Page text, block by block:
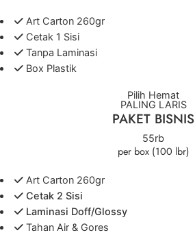
Art Carton 260gr
Cetak 1 Sisi
Tanpa Laminasi
Box Plastik
Pilih Hemat
PALING LARIS
PAKET BISNIS
55rb
per box (100 lbr)
Art Carton 260gr
Cetak 2 Sisi
Laminasi Doff/Glossy
Tahan Air & Gores